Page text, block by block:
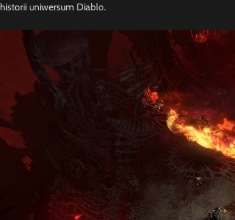
historii uniwersum Diablo.